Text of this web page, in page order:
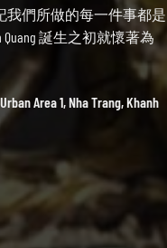
記我們所做的每一件事都是
Quang 誕生之初就懷著為
Area 1, Nha Trang, Khanh